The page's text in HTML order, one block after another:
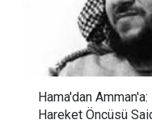
Hama'dan
Hareket Öncüsü